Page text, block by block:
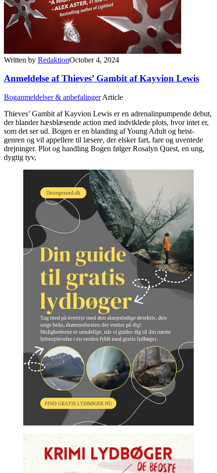
Written by RedaktionOctober 4, 2024
Anmeldelse af Thieves’ Gambit af Kayvion Lewis
Boganmeldelser & anbefalingerArticle
Thieves’ Gambit af Kayvion Lewis er en adrenalinpumpende debut,
der blander hæsblæsende action med indviklede plots, hvor intet er,
som det ser ud. Bogen er en blanding af Young Adult og heist-
genren og vil appellere til læsere, der elsker fart, fare og uventede
drejninger. Plot og handling Bogen følger Rosalyn Quest, en ung,
dygtig tyv,